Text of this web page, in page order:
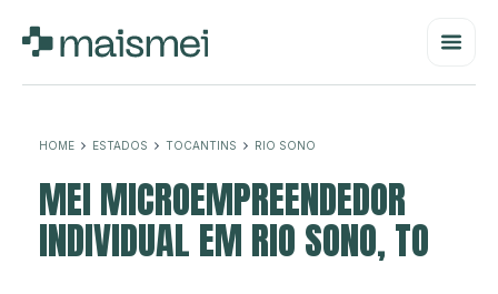
HOME ESTADOS TOCANTINS RIO SONO
MEI MICROEMPREENDEDOR
INDIVIDUAL EM RIO SONO, TO